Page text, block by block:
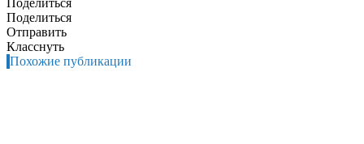
Поделиться
Поделиться
Отправить
Класснуть
Похожие публикации